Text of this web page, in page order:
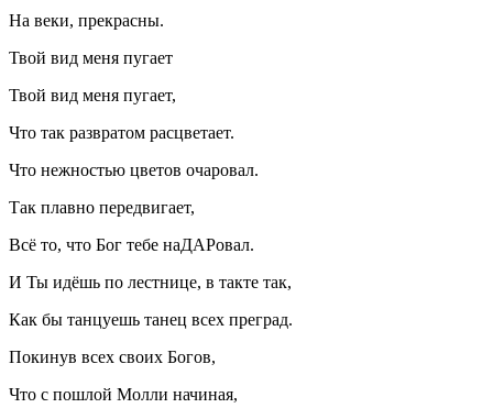
На веки, прекрасны.
Твой вид меня пугает
Твой вид меня пугает,
Что так развратом расцветает.
Что нежностью цветов очаровал.
Так плавно передвигает,
Всё то, что Бог тебе наДАРовал.
И Ты идёшь по лестнице, в такте так,
Как бы танцуешь танец всех преград.
Покинув всех своих Богов,
Что с пошлой Молли начиная,